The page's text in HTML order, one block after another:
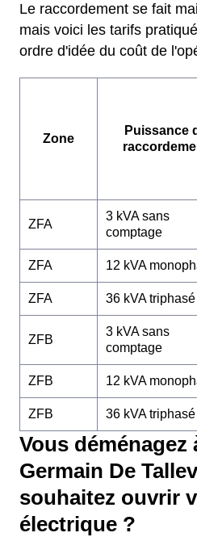
Le raccordement se fait
mais voici les tarifs
ordre d'idée du coût de
Zone
Puissance
ZFA
3 kVA sans
comptage
ZFA 12 kVA
ZFA 36 kVA triphasé
ZFB
3 kVA sans
comptage
ZFB 12 kVA
ZFB 36 kVA triphasé
Vous déménagez
Germain De
souhaitez ouvrir
électrique ?